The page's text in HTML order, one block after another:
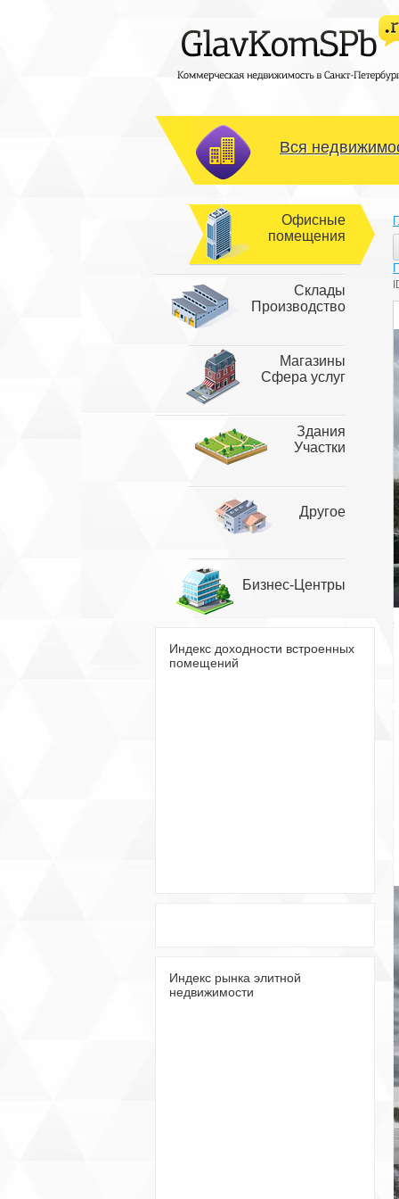
Вся
Офисные
помещения
Склады
Производство
Магазины
Сфера услуг
Здания
Участки
Другое
Бизнес-Центры
Индекс доходности встроенных
помещений
Индекс рынка элитной
недвижимости